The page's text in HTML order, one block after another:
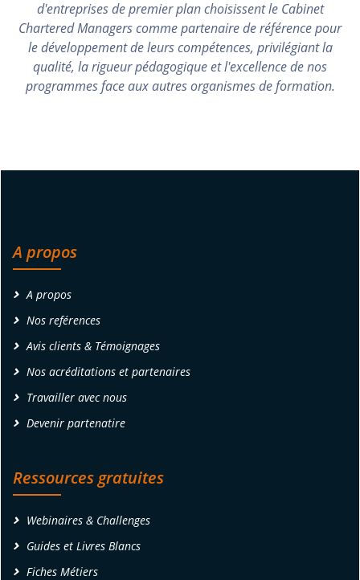
d'entreprises de premier plan choisissent le Cabinet
Chartered Managers comme partenaire de référence pour
le développement de leurs compétences, privilégiant la
qualité, la rigueur pédagogique et l'excellence de nos
programmes face aux autres organismes de formation.
A propos
A propos
Nos reférences
Avis clients & Témoignages
Nos acréditations et partenaires
Travailler avec nous
Devenir partenatire
Ressources gratuites
Webinaires & Challenges
Guides et Livres Blancs
Fiches Métiers